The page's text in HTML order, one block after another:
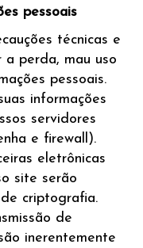
pessoais
técnicas e
a perda, mau uso
pessoais.
informações
servidores
e firewall).
eletrônicas
site serão
criptografia.
de
inerentemente